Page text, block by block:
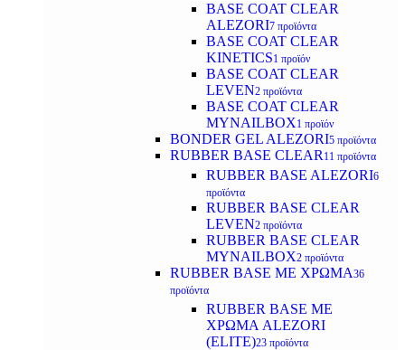
BASE COAT CLEAR
ALEZORI7 προϊόντα
BASE COAT CLEAR
KINETICS1 προϊόν
BASE COAT CLEAR
LEVEN2 προϊόντα
BASE COAT CLEAR
MYNAILBOX1 προϊόν
BONDER GEL ALEZORI5 προϊόντα
RUBBER BASE CLEAR 11 προϊόντα
RUBBER BASE ALEZORI6
προϊόντα
RUBBER BASE CLEAR
LEVEN2 προϊόντα
RUBBER BASE CLEAR
MYNAILBOX2 προϊόντα
RUBBER BASE ΜΕ ΧΡΩΜΑ36
προϊόντα
RUBBER BASE ΜΕ
ΧΡΩΜΑ ALEZORI
(ELITE)23 προϊόντα